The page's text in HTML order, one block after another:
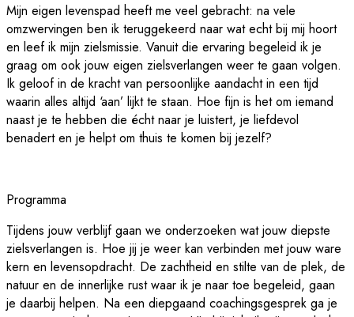
Mijn eigen levenspad heeft me veel gebracht: na vele
omzwervingen ben ik teruggekeerd naar wat echt bij mij hoort
en leef ik mijn zielsmissie. Vanuit die ervaring begeleid ik je
graag om ook jouw eigen zielsverlangen weer te gaan volgen.
Ik geloof in de kracht van persoonlijke aandacht in een tijd
waarin alles altijd ‘aan’ lijkt te staan. Hoe fijn is het om iemand
naast je te hebben die écht naar je luistert, je liefdevol
benadert en je helpt om thuis te komen bij jezelf?
Programma
Tijdens jouw verblijf gaan we onderzoeken wat jouw diepste
zielsverlangen is. Hoe jij je weer kan verbinden met jouw ware
kern en levensopdracht. De zachtheid en stilte van de plek, de
natuur en de innerlijke rust waar ik je naar toe begeleid, gaan
je daarbij helpen. Na een diepgaand coachingsgesprek ga je